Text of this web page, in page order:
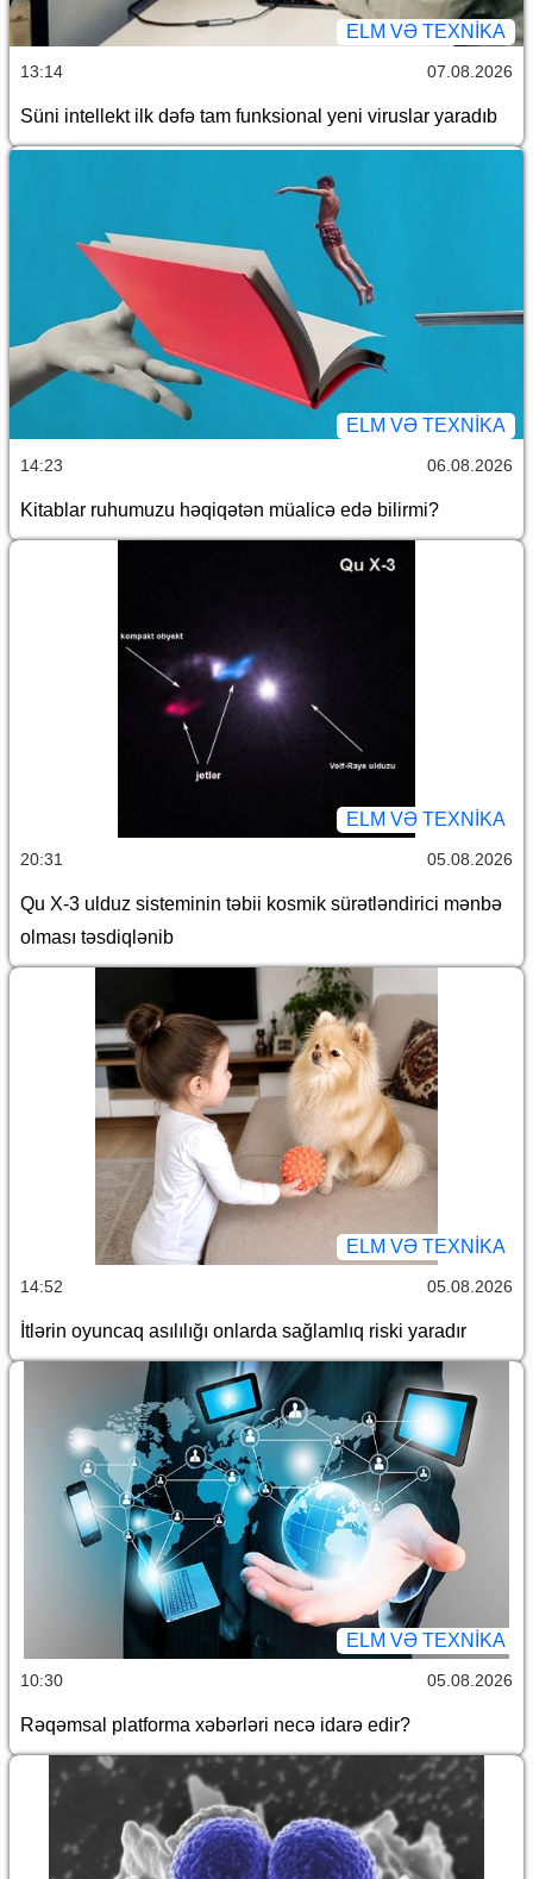
ELM VƏ TEXNIKA
13:14 07.08.2026
Süni intellekt ilk dəfə tam funksional yeni viruslar yaradıb
ELM VƏ TEXNIKA
14:23 06.08.2026
Kitablar ruhumuzu həqiqətən müalicə edə bilirmi?
ELM VƏ TEXNIKA
20:31 05.08.2026
Qu X-3 ulduz sisteminin təbii kosmik sürətləndirici mənbə
olması təsdiqlənib
ELM VƏ TEXNIKA
14:52 05.08.2026
İtlərin oyuncaq asılılığı onlarda sağlamlıq riski yaradır
ELM VƏ TEXNIKA
10:30 05.08.2026
Rəqəmsal platforma xəbərləri necə idarə edir?